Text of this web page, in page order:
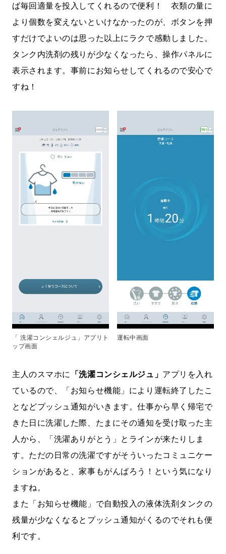
ば毎回適量を投入してくれるので便利！ 衣類の量に
より個数を変えないといけなかったのが、ボタンを押
すだけでよいのは思った以上にラクで感動しました。
タンク内洗剤の残りが少なくなったら、操作パネルに
表示されます。事前にお知らせしてくれるので安心で
すね！
「 洗濯コンシェルジュ」アプリト
ップ画面
運転中画面
主人のスマホに 「洗濯コンシェルジュ」 アプリを入れ
ているので、「お知らせ機能」により運転終了したこ
となどプッシュ通知がいきます。仕事から早く帰宅で
きた日に洗濯した際、たまにその通知を受け取った主
人から、「洗濯ありがとう」とラインが来たりしま
す。ただの日常の洗濯ですがそういったコミュニケー
ションがあると、家事もがんばろう！という気になり
ますね。
また「お知らせ機能」で自動投入の液体洗剤タンクの
残量が少なくなるとプッシュ通知がくるのでそれも便
利です。